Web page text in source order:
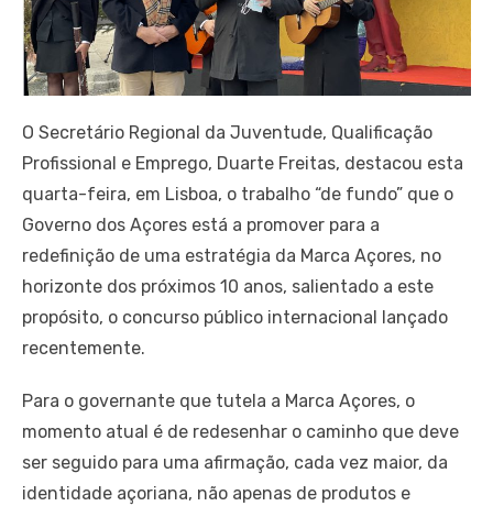
O Secretário Regional da Juventude, Qualificação
Profissional e Emprego, Duarte Freitas, destacou esta
quarta-feira, em Lisboa, o trabalho “de fundo” que o
Governo dos Açores está a promover para a
redefinição de uma estratégia da Marca Açores, no
horizonte dos próximos 10 anos, salientado a este
propósito, o concurso público internacional lançado
recentemente.
Para o governante que tutela a Marca Açores, o
momento atual é de redesenhar o caminho que deve
ser seguido para uma afirmação, cada vez maior, da
identidade açoriana, não apenas de produtos e